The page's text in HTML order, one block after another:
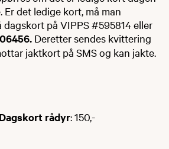
Er det ledige kort, må man
på VIPPS #595814 eller
Deretter sendes kvittering
jaktkort på SMS og kan jakte​.
Dagskort rådyr: 150,-